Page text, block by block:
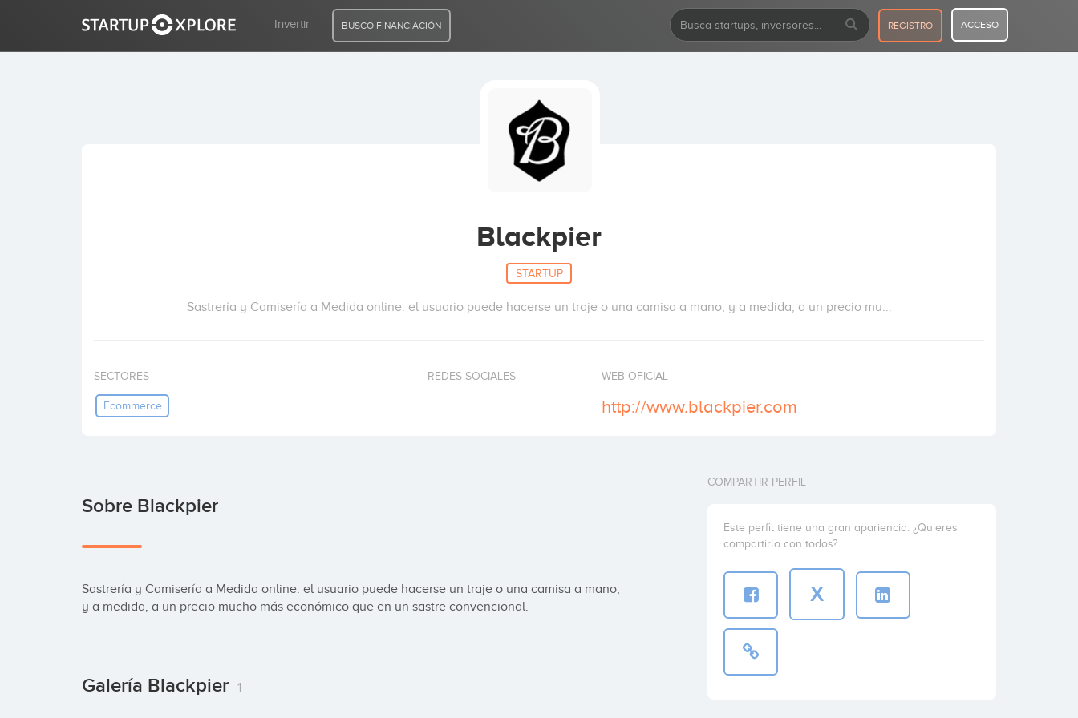
Invertir BUSCO FINANCIACIÓN REGISTRO ACCESO
Blackpier
STARTUP
Sastrería y Camisería a Medida online: el usuario puede hacerse un traje o una camisa a mano, y a medida, a un precio mu...
SECTORES
Ecommerce
REDES SOCIALES WEB OFICIAL
http://www.blackpier.com
Sobre Blackpier
Sastrería y Camisería a Medida online: el usuario puede hacerse un traje o una camisa a mano,
y a medida, a un precio mucho más económico que en un sastre convencional.
Galería Blackpier 1
COMPARTIR PERFIL
Este perfil tiene una gran apariencia. ¿Quieres
compartirlo con todos?
X